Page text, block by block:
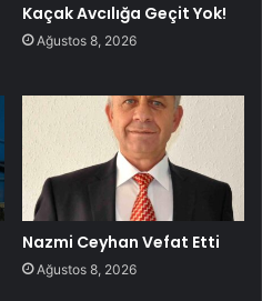
Kaçak Avcılığa Geçit Yok!
Ağustos 8, 2026
Nazmi Ceyhan Vefat Etti
Ağustos 8, 2026